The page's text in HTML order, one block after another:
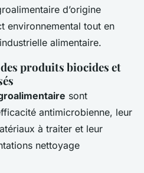
d’origine
environnemental tout en
alimentaire.
produits biocides et
sont
antimicrobienne, leur
à traiter et leur
nettoyage